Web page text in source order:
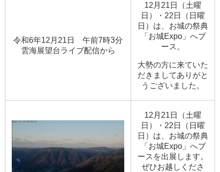
令和6年12月21日 午前7時3分
​雲海展望台ライブ配信から
12月21日（土曜
日）・22日（日曜
日）は、お城の祭典
「お城Expo」へブ
ース。
大勢の方に来ていた
だきましてありがと
うございました。
12月21日（土曜
日）・22日（日曜
日）は、お城の祭典
「お城Expo」へブ
ースを出展します。
ぜひお越しくださ